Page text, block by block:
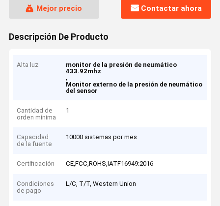
Mejor precio Contactar ahora
Descripción De Producto
Alta luz
monitor de la presión de neumático
433.92mhz
,
Monitor externo de la presión de neumático
del sensor
Cantidad de
orden mínima
1
Capacidad
de la fuente
10000 sistemas por mes
Certificación CE,FCC,ROHS,IATF16949:2016
Condiciones
de pago
L/C, T/T, Western Union